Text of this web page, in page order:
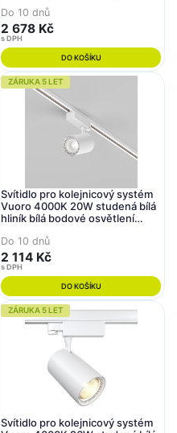
Do 10 dnů
2 678 Kč
s DPH
DO KOŠÍKU
ZÁRUKA 5 LET
Svítidlo pro kolejnicový systém
Vuoro 4000K 20W studená bílá
hliník bílá bodové osvětlení
Do 10 dnů
2 114 Kč
s DPH
DO KOŠÍKU
ZÁRUKA 5 LET
Svítidlo pro kolejnicový systém